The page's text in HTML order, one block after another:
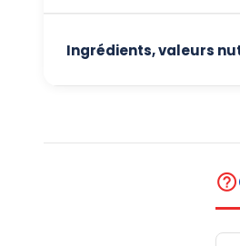
Ingrédients, valeurs
help_outline